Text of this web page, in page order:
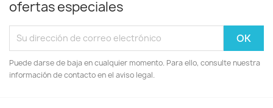
ofertas especiales
Puede darse de baja en cualquier momento. Para ello, consulte nuestra
información de contacto en el aviso legal.